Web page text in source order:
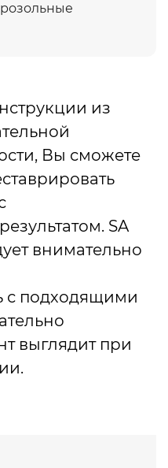
из
Вы сможете
SA
внимательно
с подходящими
выглядит при